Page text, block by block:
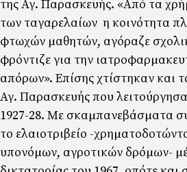
της Αγ. Παρασκευής. «Από τα
των ταγαρελαίων η κοινότητα
φτωχών µαθητών, αγόραζε
φρόντιζε για την
απόρων». Επίσης χτίστηκαν και
Αγ. Παρασκευής που
1927-28­. Με σκαµπανεβάσµατα
το ελαιοτριβείο -
υπονόµων, αγροτικών δρόµων-